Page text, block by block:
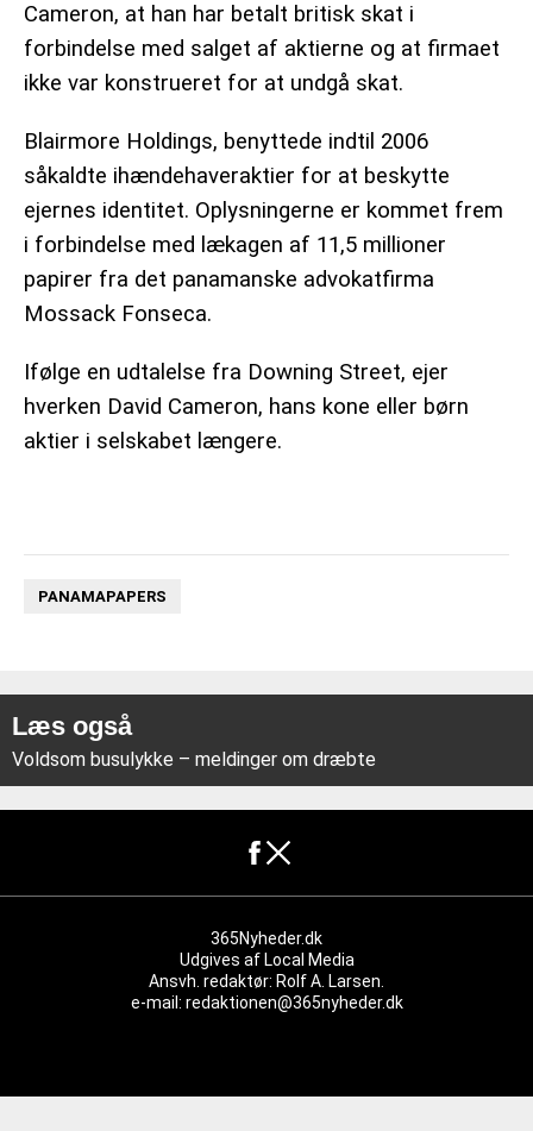
Cameron, at han har betalt britisk skat i
forbindelse med salget af aktierne og at firmaet
ikke var konstrueret for at undgå skat.
Blairmore Holdings, benyttede indtil 2006
såkaldte ihændehaveraktier for at beskytte
ejernes identitet. Oplysningerne er kommet frem
i forbindelse med lækagen af 11,5 millioner
papirer fra det panamanske advokatfirma
Mossack Fonseca.
Ifølge en udtalelse fra Downing Street, ejer
hverken David Cameron, hans kone eller børn
aktier i selskabet længere.
PANAMAPAPERS
Læs også
Voldsom busulykke – meldinger om dræbte
365Nyheder.dk
Udgives af Local Media
Ansvh. redaktør: Rolf A. Larsen.
e-mail: redaktionen@365nyheder.dk